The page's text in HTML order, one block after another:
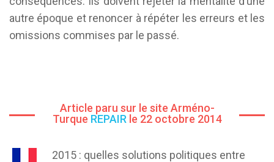
autre époque et renoncer à répéter les erreurs et les
omissions commises par le passé.
Article paru sur le site Arméno-
Turque REPAIR le 22 octobre 2014
2015 : quelles solutions politiques entre